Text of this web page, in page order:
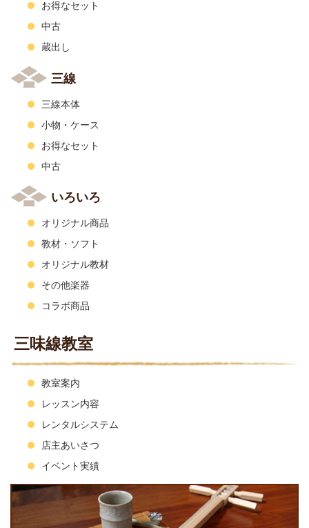
お得なセット
中古
蔵出し
三線
三線本体
小物・ケース
お得なセット
中古
いろいろ
オリジナル商品
教材・ソフト
オリジナル教材
その他楽器
コラボ商品
三味線教室
教室案内
レッスン内容
レンタルシステム
店主あいさつ
イベント実績